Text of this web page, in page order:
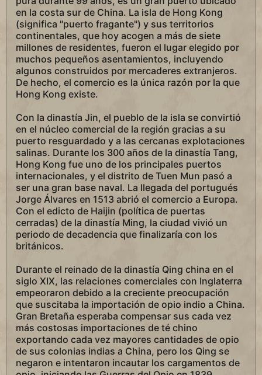
en la costa sur de China. La isla de Hong Kong
(significa "puerto fragante") y sus territorios
continentales, que hoy acogen a más de siete
millones de residentes, fueron el lugar elegido por
muchos pequeños asentamientos, incluyendo
algunos construidos por mercaderes extranjeros.
De hecho, el comercio es la única razón por la que
Hong Kong existe.
Con la dinastía Jin, el pueblo de la isla se convirtió
en el núcleo comercial de la región gracias a su
puerto resguardado y a las cercanas explotaciones
salinas. Durante los 300 años de la dinastía Tang,
Hong Kong fue uno de los principales puertos
internacionales, y el distrito de Tuen Mun pasó a
ser una gran base naval. La llegada del portugués
Jorge Álvares en 1513 abrió el comercio a Europa.
Con el edicto de Haijin (política de puertas
cerradas) de la dinastía Ming, la ciudad vivió un
periodo de decadencia que finalizaría con los
británicos.
Durante el reinado de la dinastía Qing china en el
siglo XIX, las relaciones comerciales con Inglaterra
empeoraron debido a la creciente preocupación
que suscitaba la importación de opio indio a China.
Gran Bretaña esperaba compensar sus cada vez
más costosas importaciones de té chino
exportando cada vez mayores cantidades de opio
de sus colonias indias a China, pero los Qing se
negaron e intentaron incautar los cargamentos de